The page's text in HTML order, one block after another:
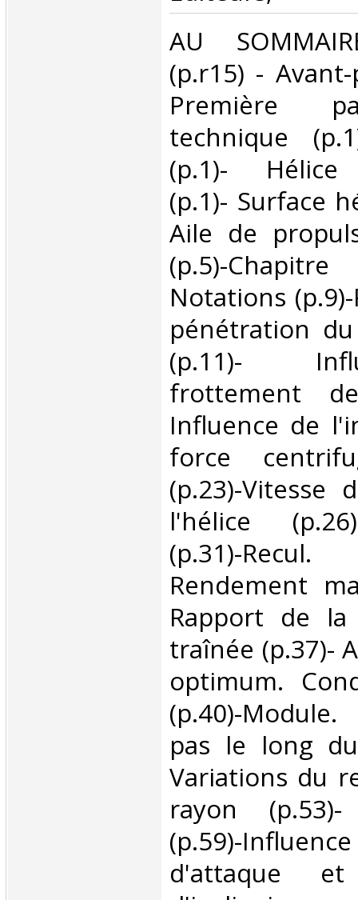
‎AU
(p.r15) -
Première
technique
(p.1)- Hélice
(p.1)- Surface
Aile de
(p.5)-
Notations
pénétration
(p.11)-
frottement
Influence de
force
(p.23)-Vitesse
l'hélice
(p.31)-
Rendement
Rapport de
traînée (p.37)-
optimum.
(p.40)-
pas le long
Variations du
rayon
(p.59)-
d'attaque